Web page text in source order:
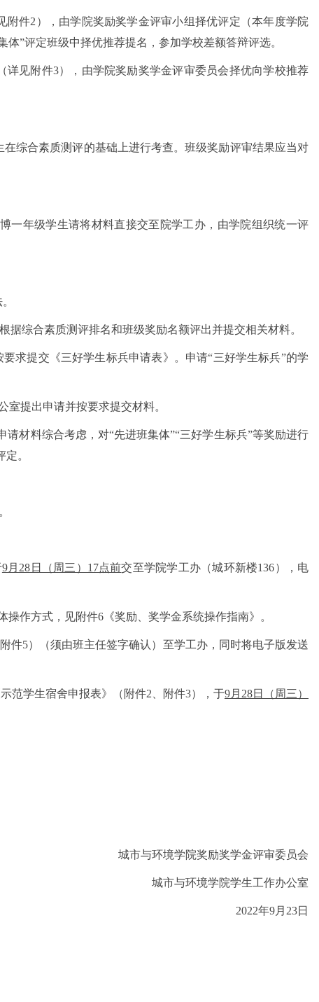
件2），由学院奖励奖学金评审小组择优评定（本年度学院
”评定班级中择优推荐提名，参加学校差额答辩评选。
见附件3），由学院奖励奖学金评审委员会择优向学校推荐
综合素质测评的基础上进行考查。班级奖励评审结果应当对
一年级学生请将材料直接交至院学工办，由学院组织统一评
据综合素质测评排名和班级奖励名额评出并提交相关材料。
求提交《三好学生标兵申请表》。申请“三好学生标兵”的学
室提出申请并按要求提交材料。
材料综合考虑，对“先进班集体”“三好学生标兵”等奖励进行
。
9月28日（周三）17点前交至学院学工办（城环新楼136），电
操作方式，见附件6《奖励、奖学金系统操作指南》。
件5）（须由班主任签字确认）至学工办，同时将电子版发送
范学生宿舍申报表》（附件2、附件3），于9月28日（周三）
城市与环境学院奖励奖学金评审委员会
城市与环境学院学生工作办公室
2022年9月23日